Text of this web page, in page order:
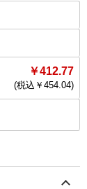
￥412.77
(税込￥ 454.04)